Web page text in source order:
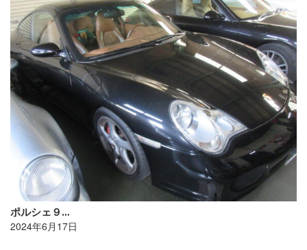
ポルシェ９…
2024年6月17日